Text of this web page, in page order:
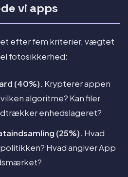
vi apps
efter fem kriterier, vægtet
fotosikkerhed:
(40%). Krypterer appen
algoritme? Kan filer
enhedslageret?
(25%). Hvad
Hvad angiver App